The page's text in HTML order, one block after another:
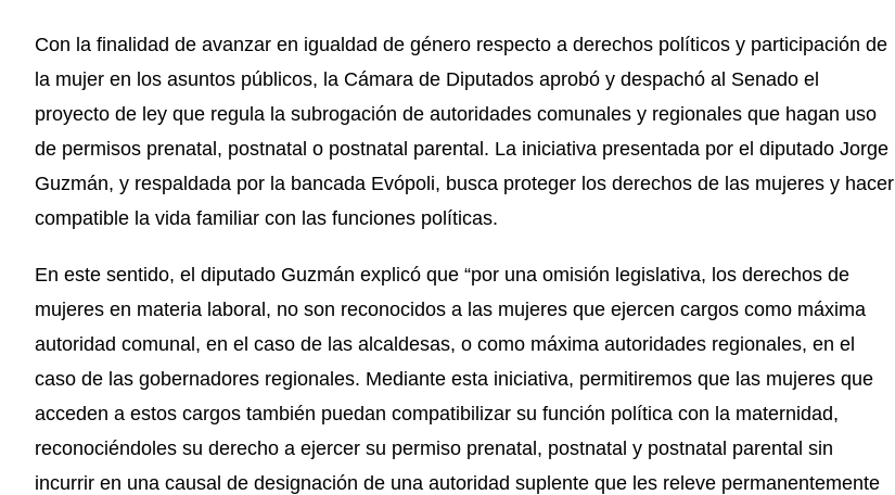
Con la finalidad de avanzar en igualdad de género respecto a derechos políticos y participación de
la mujer en los asuntos públicos, la Cámara de Diputados aprobó y despachó al Senado el
proyecto de ley que regula la subrogación de autoridades comunales y regionales que hagan uso
de permisos prenatal, postnatal o postnatal parental. La iniciativa presentada por el diputado Jorge
Guzmán, y respaldada por la bancada Evópoli, busca proteger los derechos de las mujeres y hacer
compatible la vida familiar con las funciones políticas.
En este sentido, el diputado Guzmán explicó que “por una omisión legislativa, los derechos de
mujeres en materia laboral, no son reconocidos a las mujeres que ejercen cargos como máxima
autoridad comunal, en el caso de las alcaldesas, o como máxima autoridades regionales, en el
caso de las gobernadores regionales. Mediante esta iniciativa, permitiremos que las mujeres que
acceden a estos cargos también puedan compatibilizar su función política con la maternidad,
reconociéndoles su derecho a ejercer su permiso prenatal, postnatal y postnatal parental sin
incurrir en una causal de designación de una autoridad suplente que les releve permanentemente